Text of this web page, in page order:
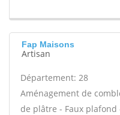
Fap Maisons
Artisan
Département: 28
Aménagement de
de plâtre - Faux